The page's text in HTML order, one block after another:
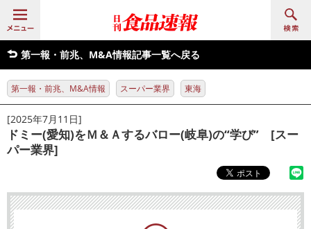
第一報・前兆、M&A情報記事一覧へ戻る
第一報・前兆、M&A情報 スーパー業界 東海
[2025年7月11日]
ドミー(愛知)をＭ＆Ａするバロー(岐阜)の“学び” [スー
パー業界]